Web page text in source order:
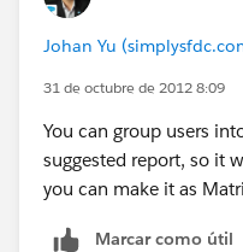
Johan Yu
31 de octubre de 2012 8:09
You can group users
suggested report, so it
you can make it as
Marcar como útil